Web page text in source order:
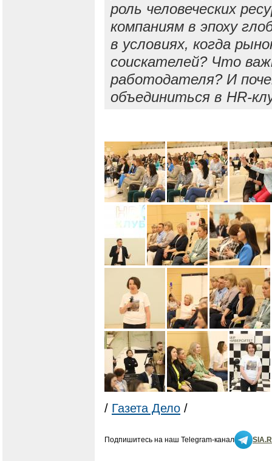
роль человеческих
компаниям в эпоху
в условиях, когда
соискателей? Что
работодателя? И
объединиться в HR-
/ Газета Дело /
Подпишитесь на наш Telegram-канал